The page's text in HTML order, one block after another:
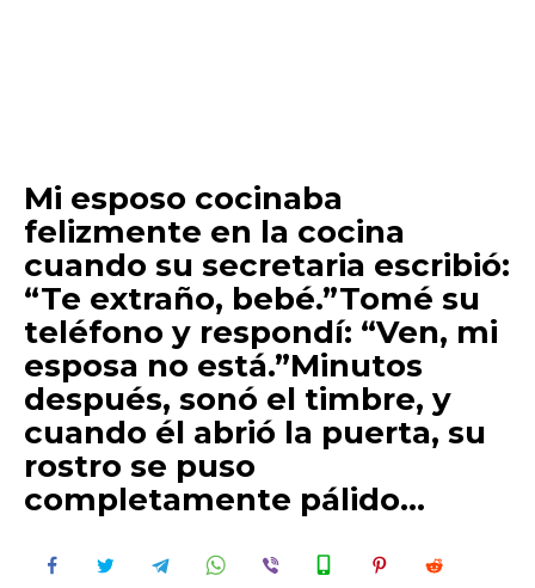
Mi esposo cocinaba
felizmente en la cocina
cuando su secretaria escribió:
“Te extraño, bebé.”Tomé su
teléfono y respondí: “Ven, mi
esposa no está.”Minutos
después, sonó el timbre, y
cuando él abrió la puerta, su
rostro se puso
completamente pálido…